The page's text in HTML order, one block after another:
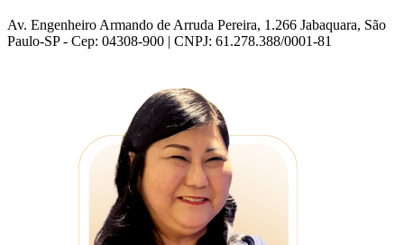
Av. Engenheiro Armando de Arruda Pereira, 1.266 Jabaquara, São
Paulo-SP - Cep: 04308-900 | CNPJ: 61.278.388/0001-81